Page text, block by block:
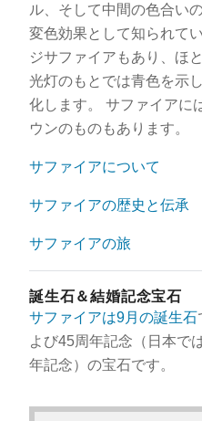
ル、そして中間の色合い
変色効果として知られて
ジサファイアもあり、ほ
光灯のもとでは青色を示
化します。 サファイアに
ウンのものもあります。
サファイアについて
サファイアの歴史と伝承
サファイアの旅
誕生石＆結婚記念宝石
サファイアは9月の誕生石
よび45周年記念（日本で
年記念）の宝石です。